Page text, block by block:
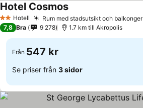
2 Stjärnor
Hotell Rum med stadsutsikt och balkonger
Hotel Cosmos
7,8 Bra 9 278 1.7 km till Akropolis
Från 547 kr
Se priser från 3 sidor